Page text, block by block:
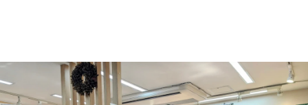
お知らせ
イベント・グッズ